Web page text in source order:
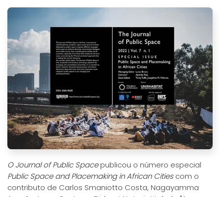
O Journal of Public Spacepublicou o número especial
Public Space and Placemaking in African Cities com o
contributo de Carlos Smaniotto Costa, Nagayamma